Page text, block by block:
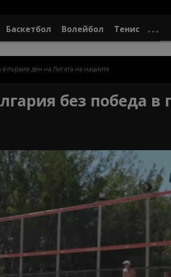
Баскетбол Волейбол Тенис
първия ден на Лигата на нациите
без победа в